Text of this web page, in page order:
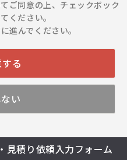
及び取扱商品・サービスの改
供しません。
た個人情報の取扱いを外
、予め公表しているグループ
す。
訂正・利用停止等のご要望
ご同意の上、チェックボック
ください。
進んでください。
る
い
見積り依頼入力フォーム